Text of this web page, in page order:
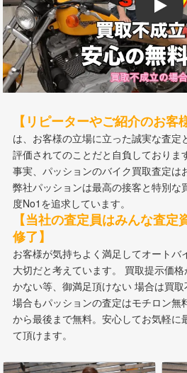
Play
【リピーターやご紹介のお客
は、お客様の立場に立った誠実な査定
評価されてのことだと自負しておりま
事実、パッションのバイク買取査定は
弊社パッションは最高の接客と特別な
度No1を追求しています。
【当社の査定員はみんな査
修了】
お客様が気持ちよく満足してオートバ
大切だと考えています。 買取提示価格がお客様のご希望金額に届
かない等、御満足頂けない 場合は買
場合もパッションの査定はモチロン無料です！ 査定は
から最後まで無料。安心してお気軽に
て頂けます。